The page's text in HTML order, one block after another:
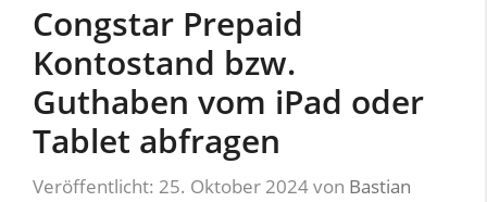
Congstar Prepaid
Kontostand bzw.
Guthaben vom iPad oder
Tablet abfragen
Veröffentlicht: 25. Oktober 2024von Bastian